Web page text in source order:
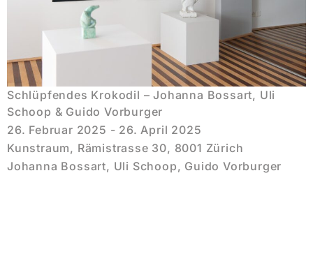
Schlüpfendes Krokodil – Johanna Bossart, Uli
Schoop & Guido Vorburger
26. Februar 2025 - 26. April 2025
Kunstraum, Rämistrasse 30, 8001 Zürich
Johanna Bossart, Uli Schoop, Guido Vorburger